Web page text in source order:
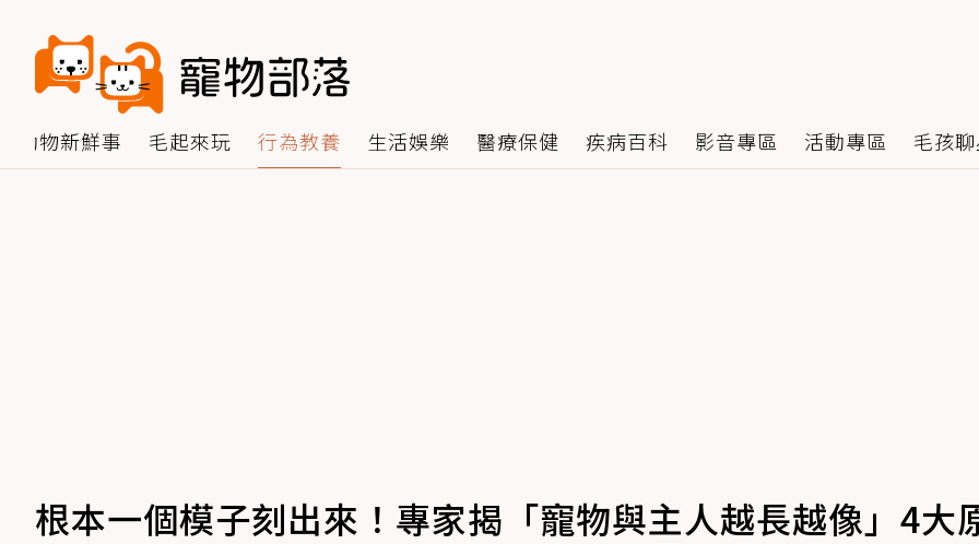
動物新鮮事 毛起來玩 行為教養 生活娛樂 醫療保健 疾病百科 影音專區 活動專區 毛孩
根本一個模子刻出來！專家揭「寵物與主人越長越像」4大